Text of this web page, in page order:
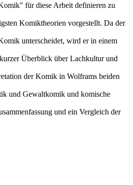
für diese Arbeit definieren zu
Komiktheorien vorgestellt. Da der
unterscheidet, wird er in einem
Überblick über Lachkultur und
der Komik in Wolframs beiden
und Gewaltkomik und komische
und ein Vergleich der